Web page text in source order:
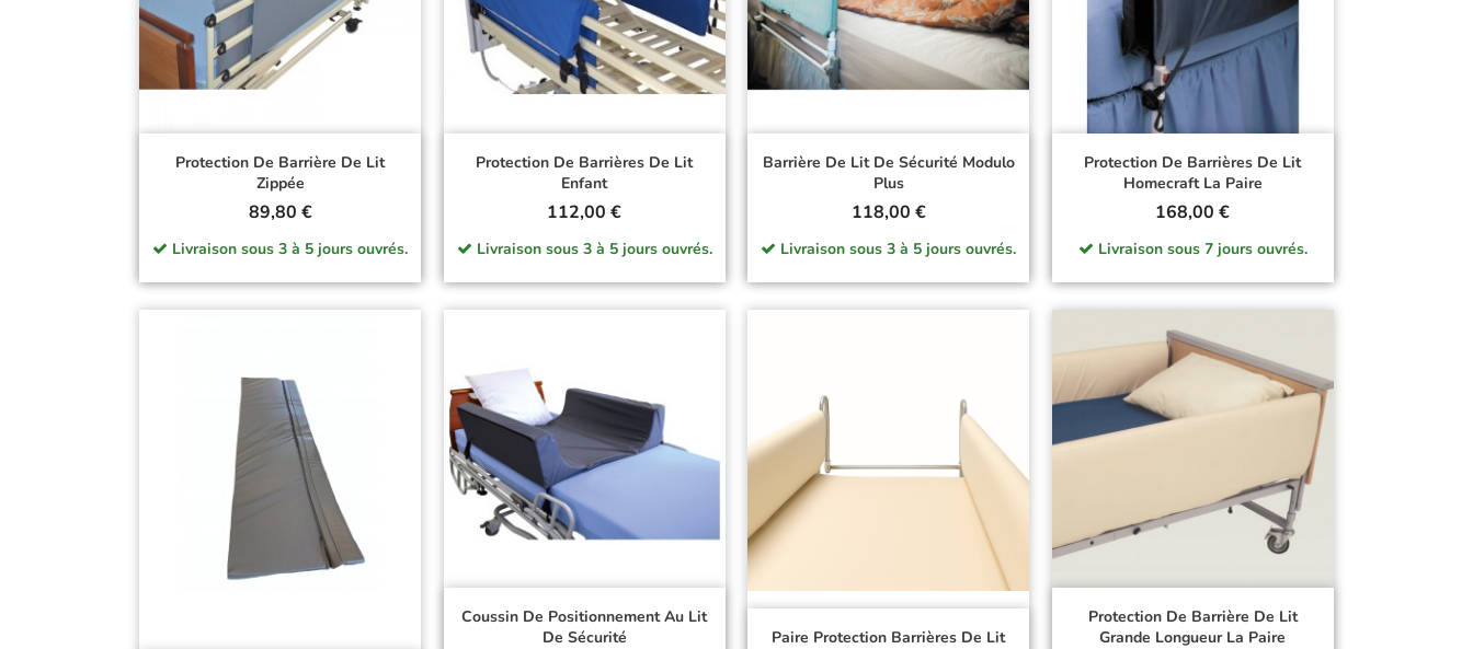
Protection De Barrière De Lit
Zippée
Prix
89,80 €
Livraison sous 3 à 5 jours ouvrés.
Protection De Barrières De Lit
Enfant
Prix
112,00 €
Livraison sous 3 à 5 jours ouvrés.
Barrière De Lit De Sécurité Modulo
Plus
Prix
118,00 €
Livraison sous 3 à 5 jours ouvrés.
Protection De Barrières De Lit
Homecraft La Paire
Prix
168,00 €
Livraison sous 7 jours ouvrés.
Coussin De Positionnement Au Lit
De Sécurité
Paire Protection Barrières De Lit
Protection De Barrière De Lit
Grande Longueur La Paire